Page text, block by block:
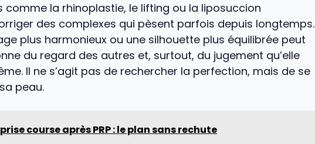
comme la rhinoplastie, le lifting ou la liposuccion
des complexes qui pèsent parfois depuis longtemps.
plus harmonieux ou une silhouette plus équilibrée peut
du regard des autres et, surtout, du jugement qu’elle
Il ne s’agit pas de rechercher la perfection, mais de se
peau.
course après PRP : le plan sans rechute